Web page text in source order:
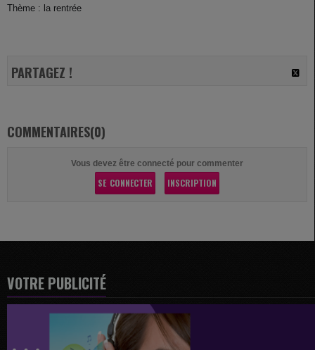
Thème : la rentrée
PARTAGEZ !
COMMENTAIRES(0)
Vous devez être connecté pour commenter
SE CONNECTER INSCRIPTION
VOTRE PUBLICITÉ